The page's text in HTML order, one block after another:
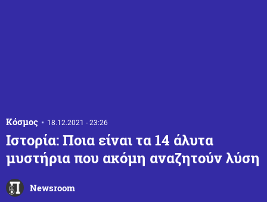
Κόσμος 18.12.2021 - 23:26
Ιστορία: Ποια είναι τα 14 άλυτα
μυστήρια που ακόμη αναζητούν λύση
Newsroom